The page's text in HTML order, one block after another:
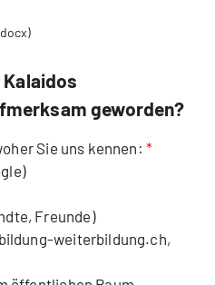
Kalaidos
geworden?
Sie uns kennen:
Freunde)
weiterbildung.ch,